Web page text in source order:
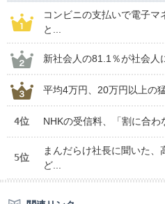
コンビニの支払いで電子マ
と...
新社会人の81.1％が社会人
平均4万円、20万円以上の
4位 NHKの受信料、「割に合わ
5位
まんだらけ社長に聞いた
ど...